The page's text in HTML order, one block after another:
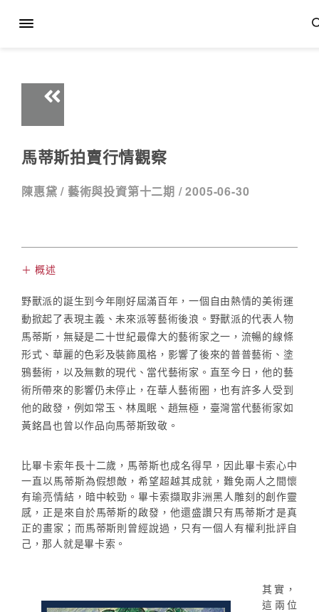
馬蒂斯拍賣行情觀察
陳惠黛 / 藝術與投資第十二期 /2005-06-30
＋ 概述
野獸派的誕生到今年剛好屆滿百年，一個自由熱情的美術運
動掀起了表現主義、未來派等藝術後浪。野獸派的代表人物
馬蒂斯，無疑是二十世紀最偉大的藝術家之一，流暢的線條
形式、華麗的色彩及裝飾風格，影響了後來的普普藝術、塗
鴉藝術，以及無數的現代、當代藝術家。直至今日，他的藝
術所帶來的影響仍未停止，在華人藝術圈，也有許多人受到
他的啟發，例如常玉、林風眠、趙無極，臺灣當代藝術家如
黃銘昌也曾以作品向馬蒂斯致敬。
比畢卡索年長十二歲，馬蒂斯也成名得早，因此畢卡索心中
一直以馬蒂斯為假想敵，希望超越其成就，難免兩人之間懷
有瑜亮情結，暗中較勁。畢卡索擷取非洲黑人雕刻的創作靈
感，正是來自於馬蒂斯的啟發，他還盛讚只有馬蒂斯才是真
正的畫家；而馬蒂斯則曾經說過，只有一個人有權利批評自
己，那人就是畢卡索。
其實，
這兩位